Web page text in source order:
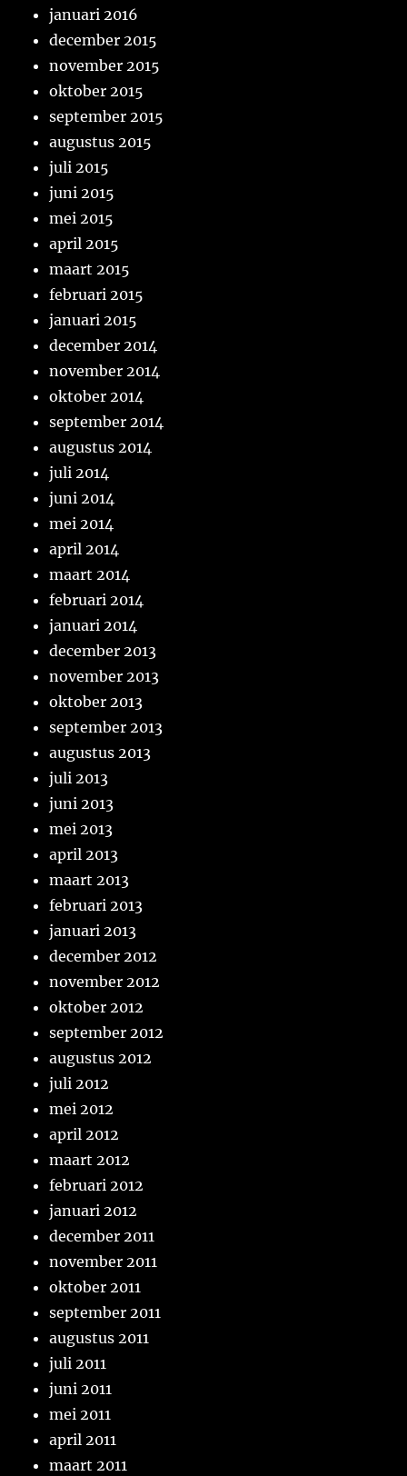
januari 2016
december 2015
november 2015
oktober 2015
september 2015
augustus 2015
juli 2015
juni 2015
mei 2015
april 2015
maart 2015
februari 2015
januari 2015
december 2014
november 2014
oktober 2014
september 2014
augustus 2014
juli 2014
juni 2014
mei 2014
april 2014
maart 2014
februari 2014
januari 2014
december 2013
november 2013
oktober 2013
september 2013
augustus 2013
juli 2013
juni 2013
mei 2013
april 2013
maart 2013
februari 2013
januari 2013
december 2012
november 2012
oktober 2012
september 2012
augustus 2012
juli 2012
mei 2012
april 2012
maart 2012
februari 2012
januari 2012
december 2011
november 2011
oktober 2011
september 2011
augustus 2011
juli 2011
juni 2011
mei 2011
april 2011
maart 2011